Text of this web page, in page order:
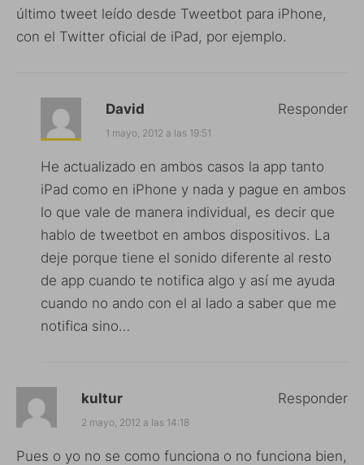
último tweet leído desde Tweetbot para iPhone,
con el Twitter oficial de iPad, por ejemplo.
David
1 mayo, 2012 a las 19:51
He actualizado en ambos casos la app tanto
iPad como en iPhone y nada y pague en ambos
lo que vale de manera individual, es decir que
hablo de tweetbot en ambos dispositivos. La
deje porque tiene el sonido diferente al resto
de app cuando te notifica algo y así me ayuda
cuando no ando con el al lado a saber que me
notifica sino…
Responder
kultur
2 mayo, 2012 a las 14:18
Pues o yo no se como funciona o no funciona bien,
Responder